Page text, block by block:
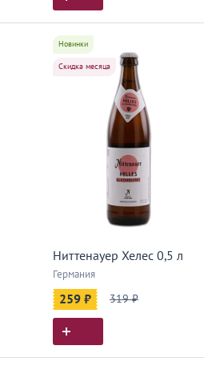
Новинки
Скидка месяца
Ниттенауер Хелес 0,5 л
Германия
259 ₽ 319 ₽